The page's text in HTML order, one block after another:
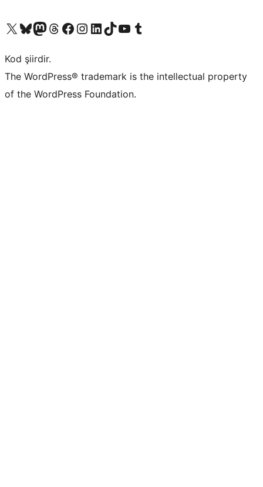
X (eski Twitter) hesabımıza bakın
Bluesky hesabımızı ziyaret edinMastodon hesabımızı ziyaret edinThreads hesabımızı ziyaret edinFacebook sayfamızı ziyaret edinInstagram hesabımızı ziyaret edinLinkedIn hesabımızı ziyaret edinTikTok hesabımızı ziyaret edinYouTube kanalımızı ziyaret edinTumblr hesabımızı ziyaret edin
Kod şiirdir.
The WordPress® trademark is the intellectual property
of the WordPress Foundation.